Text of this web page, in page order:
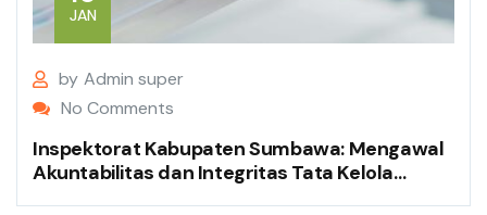
JAN
by Admin super
No Comments
Inspektorat Kabupaten Sumbawa: Mengawal
Akuntabilitas dan Integritas Tata Kelola